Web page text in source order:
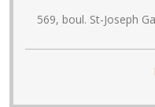
569, boul. St-Joseph